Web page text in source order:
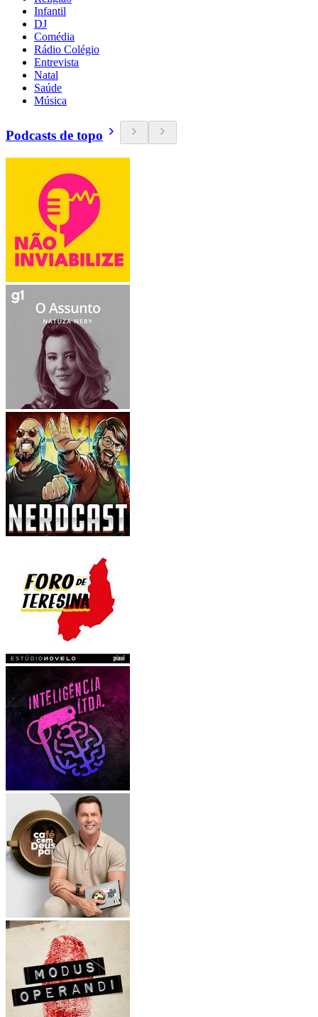
Infantil
DJ
Comédia
Rádio Colégio
Entrevista
Natal
Saúde
Música
Podcasts de topo